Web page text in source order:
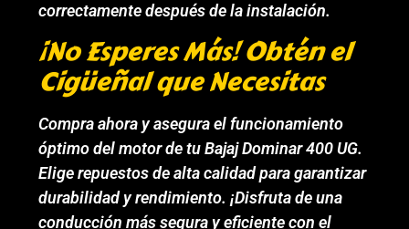
correctamente después de la instalación.
¡No Esperes Más! Obtén el
Cigüeñal que Necesitas
Compra ahora y asegura el funcionamiento
óptimo del motor de tu Bajaj Dominar 400 UG.
Elige repuestos de alta calidad para garantizar
durabilidad y rendimiento. ¡Disfruta de una
conducción más segura y eficiente con el